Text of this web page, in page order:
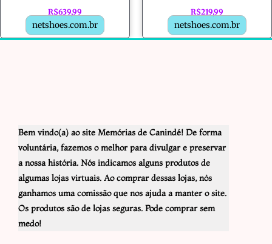
R$639,99
netshoes.com.br
R$219,99
netshoes.com.br
Bem vindo(a) ao site Memórias de Canindé! De forma
voluntária, fazemos o melhor para divulgar e preservar
a nossa história. Nós indicamos alguns produtos de
algumas lojas virtuais. Ao comprar dessas lojas, nós
ganhamos uma comissão que nos ajuda a manter o site.
Os produtos são de lojas seguras. Pode comprar sem
medo!